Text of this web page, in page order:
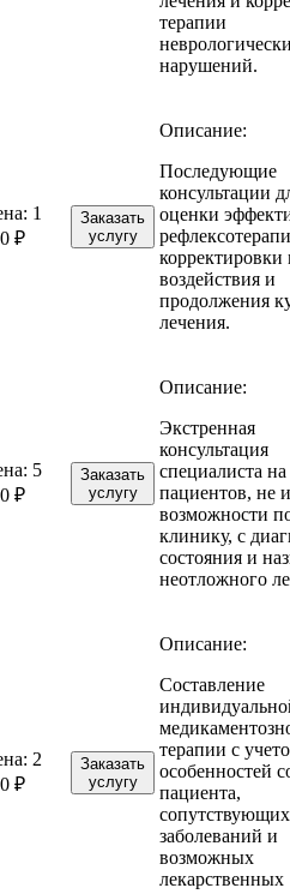
терапии
нарушений.
1
₽
Заказать
услугу
Описание:
Последующие
консультации
оценки
корректировки
воздействия и
продолжения
лечения.
5
₽
Заказать
услугу
Описание:
Экстренная
консультация
специалиста
пациентов, не
возможности
клинику, с
состояния и
неотложного
2
₽
Заказать
услугу
Описание:
Составление
терапии с
особенностей
пациента,
сопутствующих
заболеваний и
возможных
лекарственных